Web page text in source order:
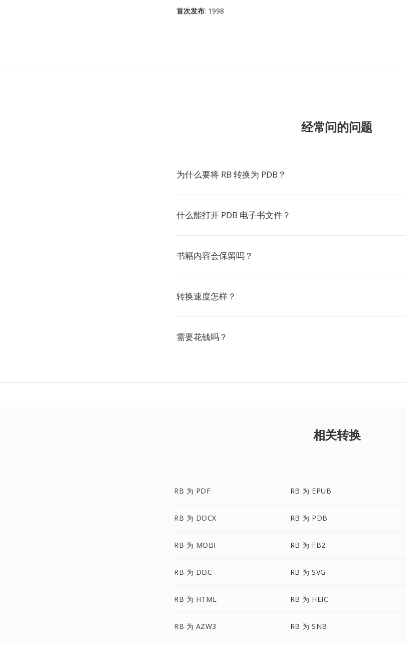
首次发布: 1998
经常问的问题
为什么要将 RB 转换为 PDB？
什么能打开 PDB 电子书文件？
书籍内容会保留吗？
转换速度怎样？
需要花钱吗？
相关转换
RB 为 PDF RB 为 EPUB
RB 为 DOCX RB 为 PDB
RB 为 MOBI RB 为 FB2
RB 为 DOC RB 为 SVG
RB 为 HTML RB 为 HEIC
RB 为 AZW3 RB 为 SNB